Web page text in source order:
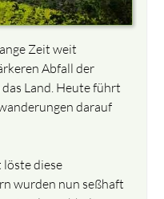
Zeit weit
Abfall der
Land. Heute führt
darauf
diese
wurden nun seßhaft